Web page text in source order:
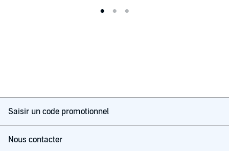
Saisir un code promotionnel
Nous contacter